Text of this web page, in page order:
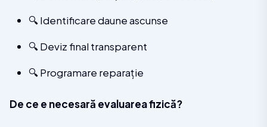
🔍 Identificare daune ascunse
🔍 Deviz final transparent
🔍 Programare reparație
De ce e necesară evaluarea fizică?